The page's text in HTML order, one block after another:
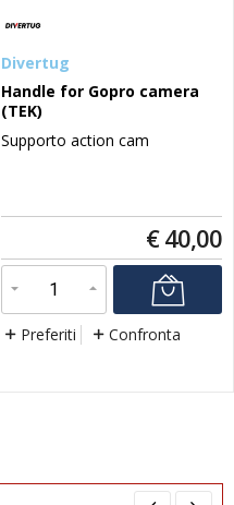
Divertug
Handle for Gopro camera
(TEK)
Supporto action cam
€ 40,00
Preferiti Confronta